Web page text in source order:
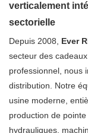
verticalement
sectorielle
Depuis 2008, Ever
secteur des
professionnel, nous
distribution. Notre
usine moderne,
production de
hydrauliques,